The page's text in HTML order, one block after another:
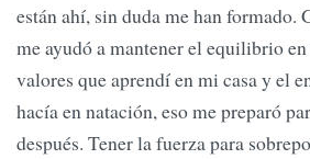
están ahí, sin duda me han formado.
me ayudó a mantener el equilibrio
valores que aprendí en mi casa y el
hacía en natación, eso me preparó
después. Tener la fuerza para